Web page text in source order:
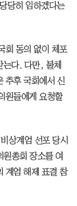
당히 임하겠다는
회 동의 없이 체포
는다. 다만, 불체
추후 국회에서 신
원들에게 요청할
상계엄 선포 당시
총회 장소를 여
계엄 해제 표결 참